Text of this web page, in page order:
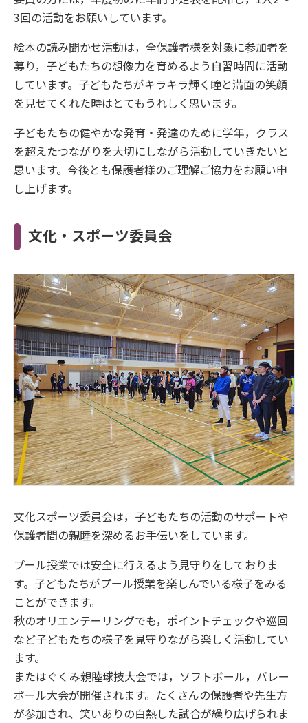
3回の活動をお願いしています。
絵本の読み聞かせ活動は，全保護者様を対象に参加者を
募り，子どもたちの想像力を育めるよう自習時間に活動
しています。子どもたちがキラキラ輝く瞳と満面の笑顔
を見せてくれた時はとてもうれしく思います。
子どもたちの健やかな発育・発達のために学年，クラス
を超えたつながりを大切にしながら活動していきたいと
思います。今後とも保護者様のご理解ご協力をお願い申
し上げます。
文化・スポーツ委員会
文化スポーツ委員会は，子どもたちの活動のサポートや
保護者間の親睦を深めるお手伝いをしています。
プール授業では安全に行えるよう見守りをしておりま
す。子どもたちがプール授業を楽しんでいる様子をみる
ことができます。
秋のオリエンテーリングでも，ポイントチェックや巡回
など子どもたちの様子を見守りながら楽しく活動してい
ます。
またはぐくみ親睦球技大会では，ソフトボール，バレー
ボール大会が開催されます。たくさんの保護者や先生方
が参加され、笑いありの白熱した試合が繰り広げられま